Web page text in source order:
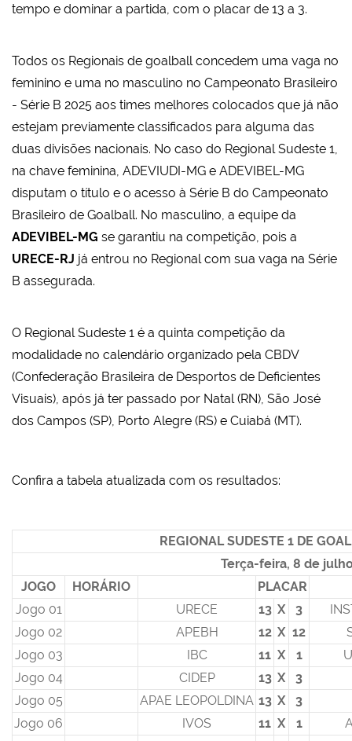
tempo e dominar a partida, com o placar de 13 a 3.
Todos os Regionais de goalball concedem uma vaga no
feminino e uma no masculino no Campeonato Brasileiro
- Série B 2025 aos times melhores colocados que já não
estejam previamente classificados para alguma das
duas divisões nacionais. No caso do Regional Sudeste 1,
na chave feminina, ADEVIUDI-MG e ADEVIBEL-MG
disputam o título e o acesso à Série B do Campeonato
Brasileiro de Goalball. No masculino, a equipe da
ADEVIBEL-MG se garantiu na competição, pois a
URECE-RJ já entrou no Regional com sua vaga na Série
B assegurada.
O Regional Sudeste 1 é a quinta competição da
modalidade no calendário organizado pela CBDV
(Confederação Brasileira de Desportos de Deficientes
Visuais), após já ter passado por Natal (RN), São José
dos Campos (SP), Porto Alegre (RS) e Cuiabá (MT).
Confira a tabela atualizada com os resultados:
REGIONAL SUDESTE 1 DE
Terça-feira, 8 de
JOGO
HORÁRIO
PLACAR
Jogo 01
URECE 13 X 3
Jogo 02
APEBH 12 X 12
Jogo 03
IBC 11 X 1
Jogo 04
CIDEP 13 X 3
Jogo 05
APAE LEOPOLDINA 13 X
3
Jogo 06
IVOS 11 X 1